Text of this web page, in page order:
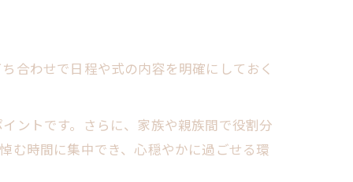
合わせで日程や式の内容を明確にしておく
ントです。さらに、家族や親族間で役割分
む時間に集中でき、心穏やかに過ごせる環